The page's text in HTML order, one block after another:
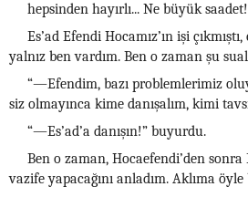
hepsinden hayırlı... Ne büyük
Es’ad Efendi Hocamız’ın işi
yalnız ben vardım. Ben o zaman şu
“—Efendim, bazı problemlerimiz
siz olmayınca kime danışalım, kimi
“—Es’ad’a danışın!” buyurdu.
Ben o zaman, Hocaefendi’den sonra
vazife yapacağını anladım. Aklıma